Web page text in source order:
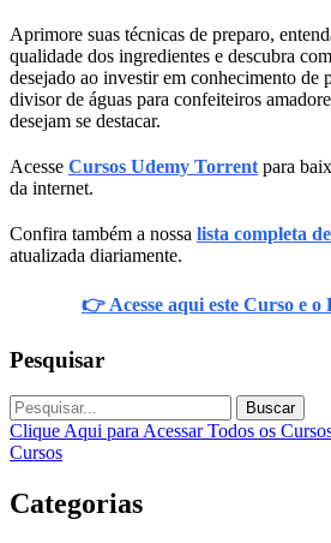
Aprimore suas técnicas de preparo,
qualidade dos ingredientes e descubra
desejado ao investir em conhecimento de
divisor de águas para confeiteiros
desejam se destacar.
Acesse Cursos Udemy Torrent para
da internet.
Confira também a nossa lista completa
atualizada diariamente.
👉 Acesse aqui este Curso e
Pesquisar
Buscar
Clique Aqui para Acessar Todos os
Cursos
Categorias